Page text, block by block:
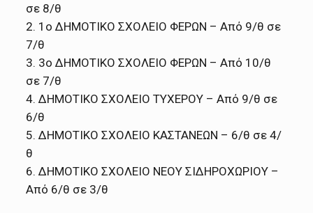
σε 8/θ
2. 1ο ΔΗΜΟΤΙΚΟ ΣΧΟΛΕΙΟ ΦΕΡΩΝ – Από 9/θ σε
7/θ
3. 3ο ΔΗΜΟΤΙΚΟ ΣΧΟΛΕΙΟ ΦΕΡΩΝ – Από 10/θ
σε 7/θ
4. ΔΗΜΟΤΙΚΟ ΣΧΟΛΕΙΟ ΤΥΧΕΡΟΥ – Από 9/θ σε
6/θ
5. ΔΗΜΟΤΙΚΟ ΣΧΟΛΕΙΟ ΚΑΣΤΑΝΕΩΝ – 6/θ σε 4/
θ
6. ΔΗΜΟΤΙΚΟ ΣΧΟΛΕΙΟ ΝΕΟΥ ΣΙΔΗΡΟΧΩΡΙΟΥ –
Από 6/θ σε 3/θ